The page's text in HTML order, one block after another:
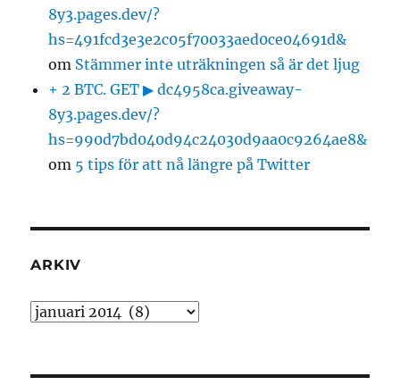
8y3.pages.dev/?
hs=491fcd3e3e2c05f70033aed0ce04691d&
om Stämmer inte uträkningen så är det ljug
+ 2 BTC. GET ▶ dc4958ca.giveaway-
8y3.pages.dev/?
hs=990d7bd040d94c24030d9aa0c9264ae8&
om 5 tips för att nå längre på Twitter
ARKIV
Arkiv